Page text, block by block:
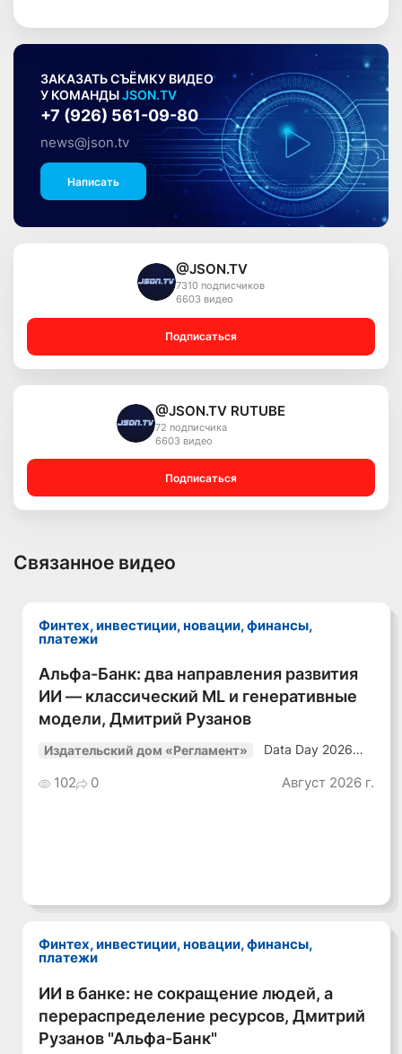
ЗАКАЗАТЬ СЪЁМКУ ВИДЕО
У КОМАНДЫJSON.TV
+7 (926) 561-09-80
news@json.tv
Написать
@JSON.TV
7310 подписчиков
6603 видео
Подписаться
@JSON.TV RUTUBE
72 подписчика
6603 видео
Подписаться
Связанное видео
Финтех, инвестиции, новации, финансы,
платежи
модели, Дмитрий Рузанов
Издательский дом «Регламент»
Data Day 2026
«ИИ + Данные.
в динамичной
среде»
Финтех, инвестиции, новации, финансы,
платежи